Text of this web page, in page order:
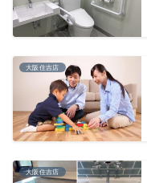
大阪住吉店
大阪住吉店